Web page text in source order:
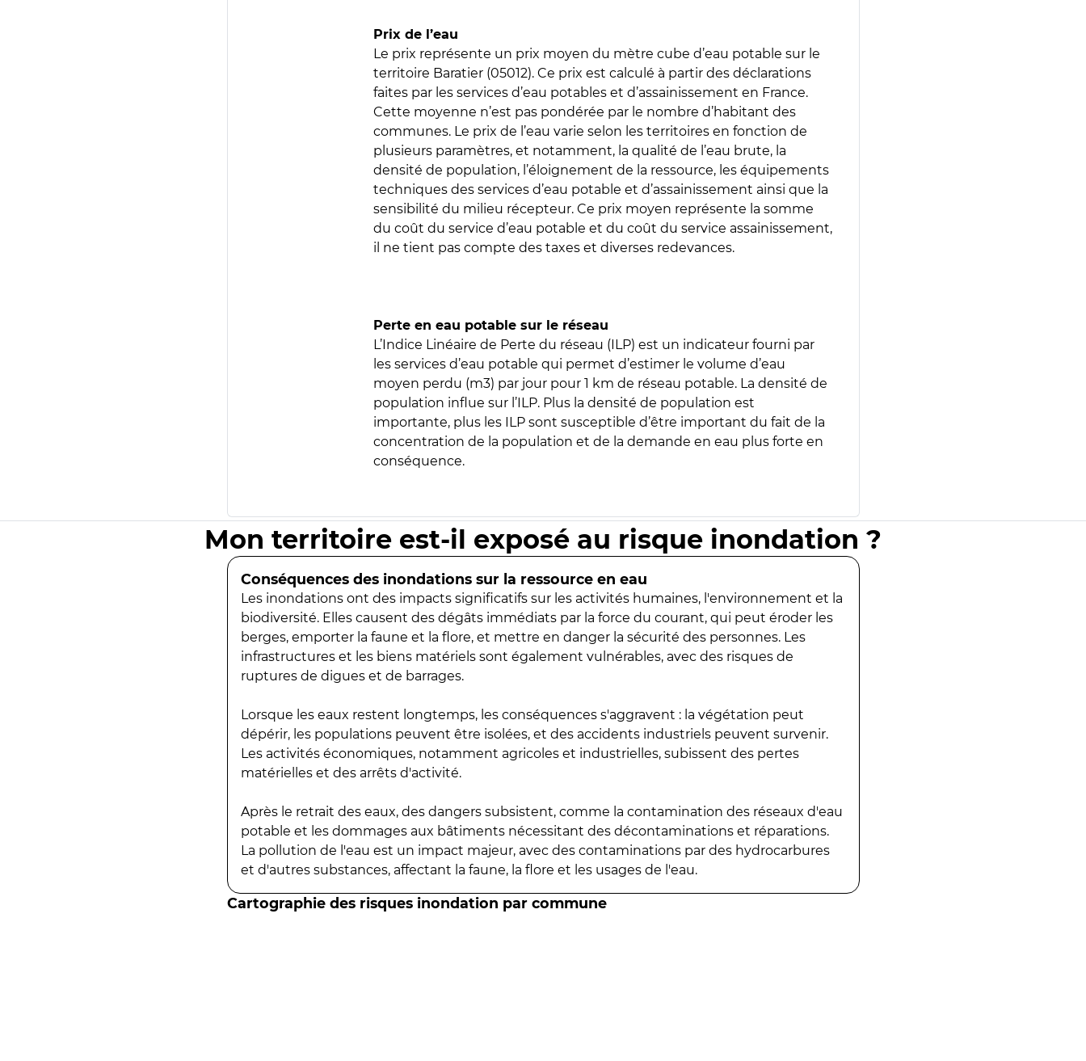
Prix de l’eau
Le prix représente un prix moyen du mètre cube d’eau potable sur le
territoire Baratier (05012). Ce prix est calculé à partir des déclarations
faites par les services d’eau potables et d’assainissement en France.
Cette moyenne n’est pas pondérée par le nombre d’habitant des
communes. Le prix de l’eau varie selon les territoires en fonction de
plusieurs paramètres, et notamment, la qualité de l’eau brute, la
densité de population, l’éloignement de la ressource, les équipements
techniques des services d’eau potable et d’assainissement ainsi que la
sensibilité du milieu récepteur. Ce prix moyen représente la somme
du coût du service d’eau potable et du coût du service assainissement,
il ne tient pas compte des taxes et diverses redevances.
Perte en eau potable sur le réseau
L’Indice Linéaire de Perte du réseau (ILP) est un indicateur fourni par
les services d’eau potable qui permet d’estimer le volume d’eau
moyen perdu (m3) par jour pour 1 km de réseau potable. La densité de
population influe sur l’ILP. Plus la densité de population est
importante, plus les ILP sont susceptible d’être important du fait de la
concentration de la population et de la demande en eau plus forte en
conséquence.
Mon territoire est-il exposé au risque inondation ?
Conséquences des inondations sur la ressource en eau
Les inondations ont des impacts significatifs sur les activités humaines, l'environnement et la
biodiversité. Elles causent des dégâts immédiats par la force du courant, qui peut éroder les
berges, emporter la faune et la flore, et mettre en danger la sécurité des personnes. Les
infrastructures et les biens matériels sont également vulnérables, avec des risques de
ruptures de digues et de barrages.
Lorsque les eaux restent longtemps, les conséquences s'aggravent : la végétation peut
dépérir, les populations peuvent être isolées, et des accidents industriels peuvent survenir.
Les activités économiques, notamment agricoles et industrielles, subissent des pertes
matérielles et des arrêts d'activité.
Après le retrait des eaux, des dangers subsistent, comme la contamination des réseaux d'eau
potable et les dommages aux bâtiments nécessitant des décontaminations et réparations.
La pollution de l'eau est un impact majeur, avec des contaminations par des hydrocarbures
et d'autres substances, affectant la faune, la flore et les usages de l'eau.
Cartographie des risques inondation par commune